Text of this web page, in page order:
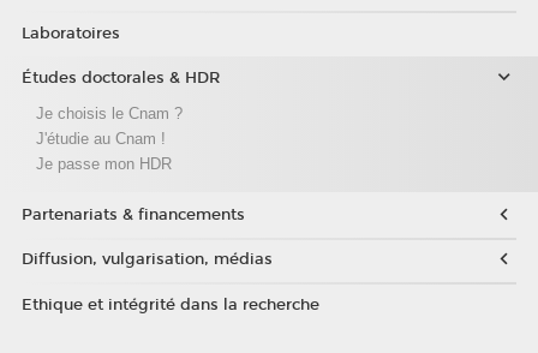
Laboratoires
Études doctorales & HDR
Je choisis le Cnam ?
J'étudie au Cnam !
Je passe mon HDR
Partenariats & financements
Diffusion, vulgarisation, médias
Ethique et intégrité dans la recherche